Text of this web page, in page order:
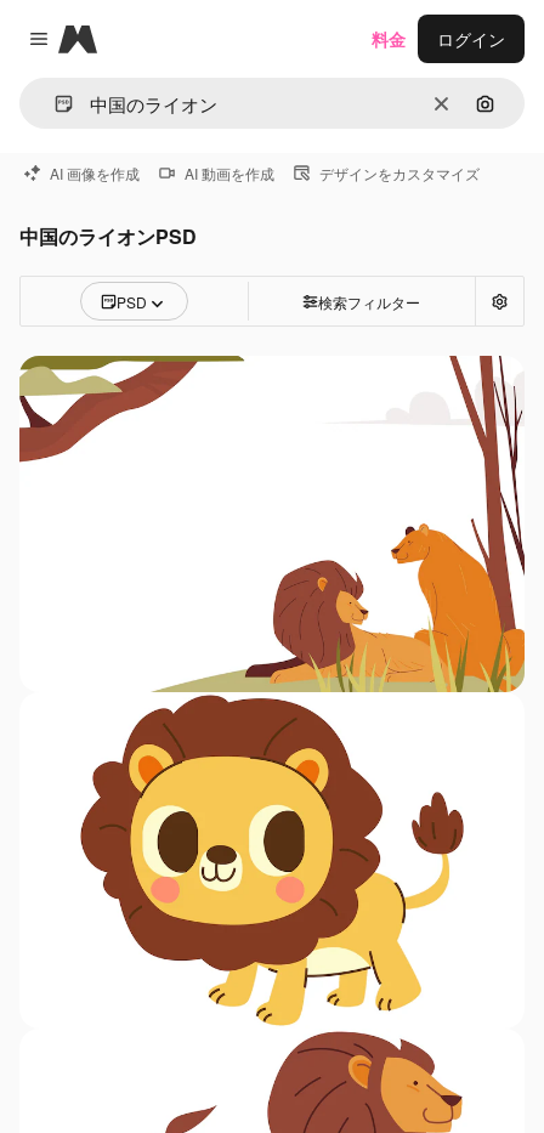
Close menu
Magnific
消去 画像で
料金 ログイン
AI 画像を作成 AI 動画を作成 デザインをカスタマイズ
中国のライオンPSD
PSD 検索フィルター